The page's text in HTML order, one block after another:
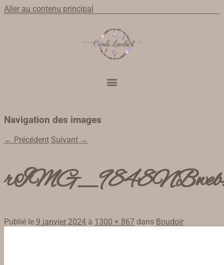
Aller au contenu principal
Navigation des images
← Précédent Suivant →
Publié le 9 janvier 2024 à 1300 × 867 dans Boudoir